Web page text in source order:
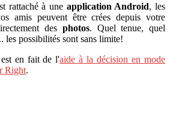
rattaché à une application Android, les
amis peuvent être crées depuis votre
des photos. Quel tenue, quel
les possibilités sont sans limite!
en fait de l'aide à la décision en mode
Right.